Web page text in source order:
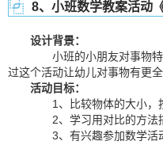
8、小班数学教案活动
设计背景：
小班的小朋友对事物特
过这个活动让幼儿对事物有更全
活动目标：
1、比较物体的大小，按
2、学习用对比的方法描
3、有兴趣参加数学活